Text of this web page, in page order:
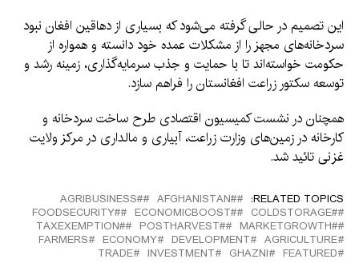
این تصمیم در حالی گرفته می‌شود که بسیاری از دهاقین افغان نبود
سردخانه‌های مجهز را از مشکلات عمده خود دانسته و همواره از
حکومت خواسته‌اند تا با حمایت و جذب سرمایه‌گذاری، زمینه رشد و
توسعه سکتور زراعت افغانستان را فراهم سازد.
همچنان در نشست کمیسیون اقتصادی طرح ساخت سردخانه و
کارخانه در زمین‌های وزارت زراعت، آبیاری و مالداری در مرکز ولایت
غزنی تائید شد.
RELATED TOPICS: #َAFGHANISTAN
#AGRIBUSINESS
#COLDSTORAGE
#ECONOMICBOOST
#FOODSECURITY
#MARKETGROWTH
#POSTHARVEST
#TAXEXEMPTION
AGRICULTURE
DEVELOPMENT
ECONOMY
FARMERS
FEATURED
GHAZNI
INVESTMENT
TRADE